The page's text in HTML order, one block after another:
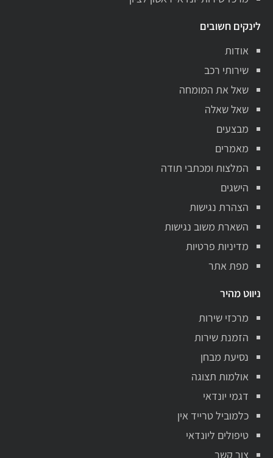
לינקים חשובים
אודות
שירותי רכב
שאל את המומחה
שאל שאלה
מבצעים
מאמרים
המלצות ומכתבי תודה
הישגים
הצהרת נגישות
השארת משוב נגישות
מדיניות פרטיות
מפת אתר
ניווט מהיר
מרכזי שירות
הזמנת שירות
נסיעת מבחן
אולמות תצוגה
דגמי יונדאי
כלמוביל טרייד אין
טיפולים ליונדאי
צור קשר